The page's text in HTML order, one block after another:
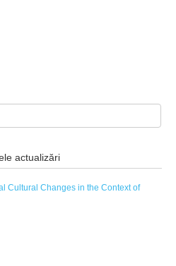
actualizări
Cultural Changes in the Context of